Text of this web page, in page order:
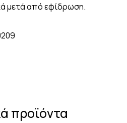
μετά από εφίδρωση.
προϊόντα